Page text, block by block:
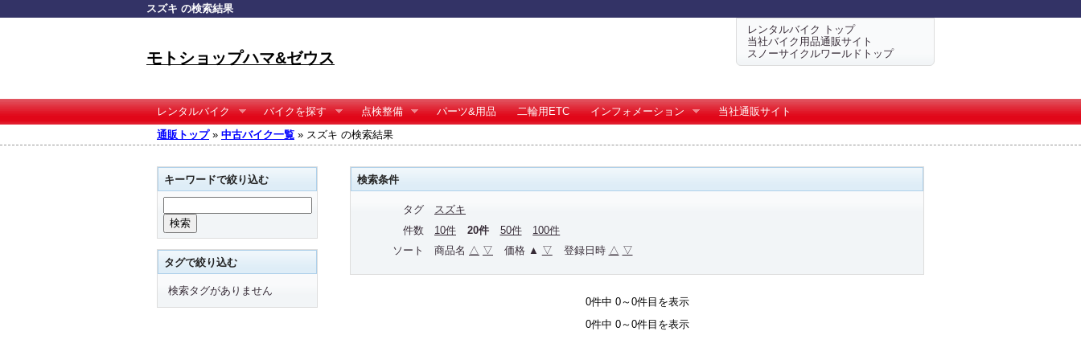
スズキ の検索結果
モトショップハマ&ゼウス
レンタルバイク トップ
当社バイク用品通販サイト
スノーサイクルワールドトップ
レンタルバイク バイクを探す 点検整備 パーツ&用品 二輪用ETC インフォメーション
当社通販サイト
通販トップ» 中古バイク一覧 » スズキ の検索結果
検索条件
タグ
スズキ
件数
10件 20件 50件
100件
ソート
商品名 △ ▽ 価格 ▲ ▽ 登録日時 △ ▽
0件中 0～0件目を表示
0件中 0～0件目を表示
キーワードで絞り込む
タグで絞り込む
検索タグがありません